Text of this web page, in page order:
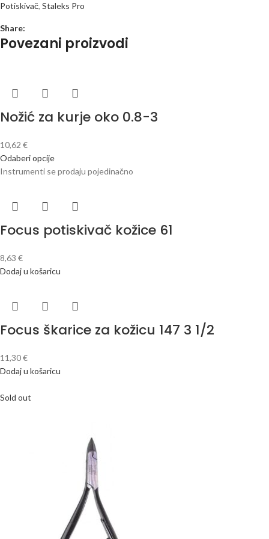
Potiskivač, Staleks Pro
Share:
Povezani proizvodi
Nožić za kurje oko 0.8-3
10,62 €
Odaberi opcije
Instrumenti se prodaju pojedinačno
Focus potiskivač kožice 61
8,63 €
Dodaj u košaricu
Focus škarice za kožicu 147 3 1/2
11,30€
Dodaj u košaricu
Sold out